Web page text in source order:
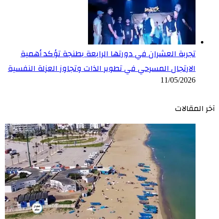
تجربة العشران في دورتها الرابعة بطنجة تؤكد أهمية
الارتجال المسرحي في تطوير الذات وتجاوز العزلة النفسية
11/05/2026
آخر المقالات